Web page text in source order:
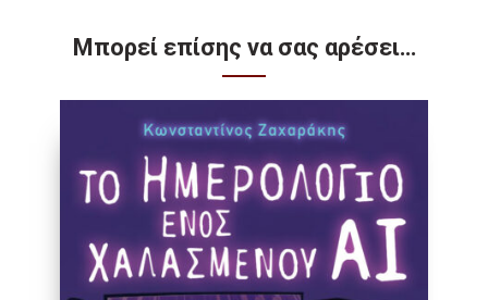
Μπορεί επίσης να σας αρέσει…